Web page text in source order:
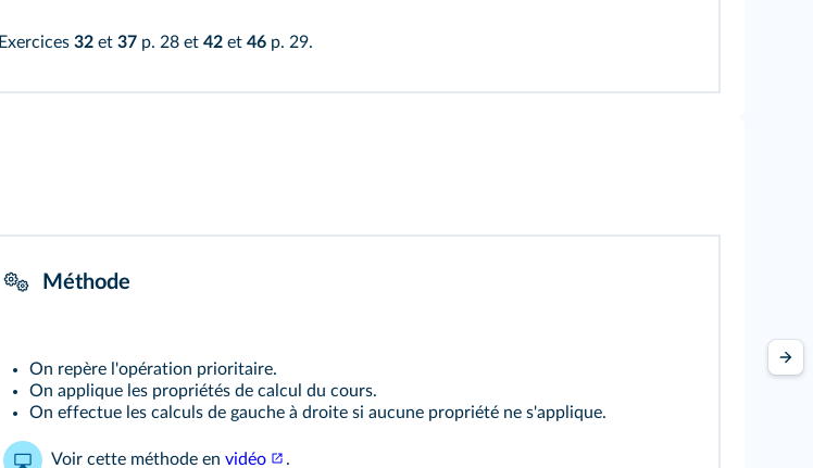
Exercices 32 et 37 p. 28 et 42 et 46 p. 29.
Méthode
On repère l'opération prioritaire.
On applique les propriétés de calcul du cours.
On effectue les calculs de gauche à droite si aucune propriété ne s'applique.
Voir cette méthode en vidéo .